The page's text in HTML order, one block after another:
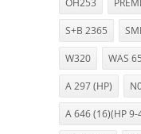
OH253
S+B 2365
W320 WAS 65
A 297 (HP)
A 646 (16)(HP 9-